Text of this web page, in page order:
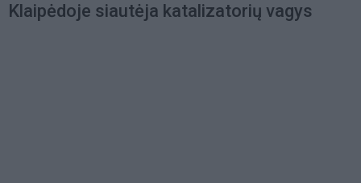
Klaipėdoje siautėja katalizatorių vagys